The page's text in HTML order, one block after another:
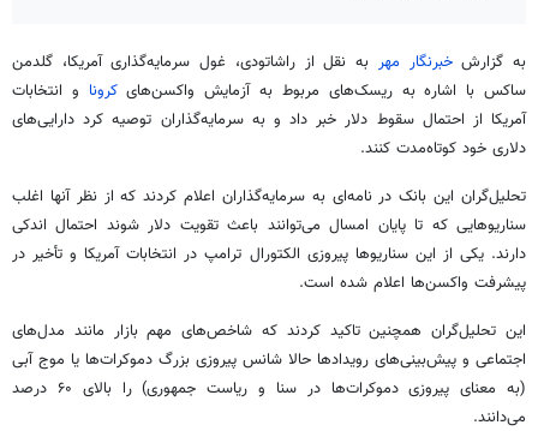
به گزارشخبرنگار مهر به نقل از راشاتودی، غول سرمایه‌گذاری آمریکا، گلدمن
ساکسبا اشاره به ریسک‌های مربوط به آزمایش واکسن‌هایکرونا و انتخابات
آمریکا از احتمال سقوط دلار خبر داد و به سرمایه‌گذاران توصیه کرد دارایی‌های
دلاری خود کوتاه‌مدت کنند.
تحلیل‌گران این بانک در نامه‌ای به سرمایه‌گذاران اعلام کردند که از نظر آنها اغلب
سناریوهایی که تا پایان امسال می‌توانند باعث تقویت دلار شوند احتمال اندکی
دارند. یکی از این سناریوها پیروزی الکتورال ترامپ در انتخابات آمریکا و تأخیر در
پیشرفت واکسن‌ها اعلام شده است.
این تحلیل‌گران همچنین تاکید کردند که شاخص‌های مهم بازار مانند مدل‌های
اجتماعی و پیش‌بینی‌های رویدادها حالا شانس پیروزی بزرگ دموکرات‌ها یا موج آبی
(به معنای پیروزی دموکرات‌ها در سنا و ریاست جمهوری) را بالای ۶۰ درصد
می‌دانند.